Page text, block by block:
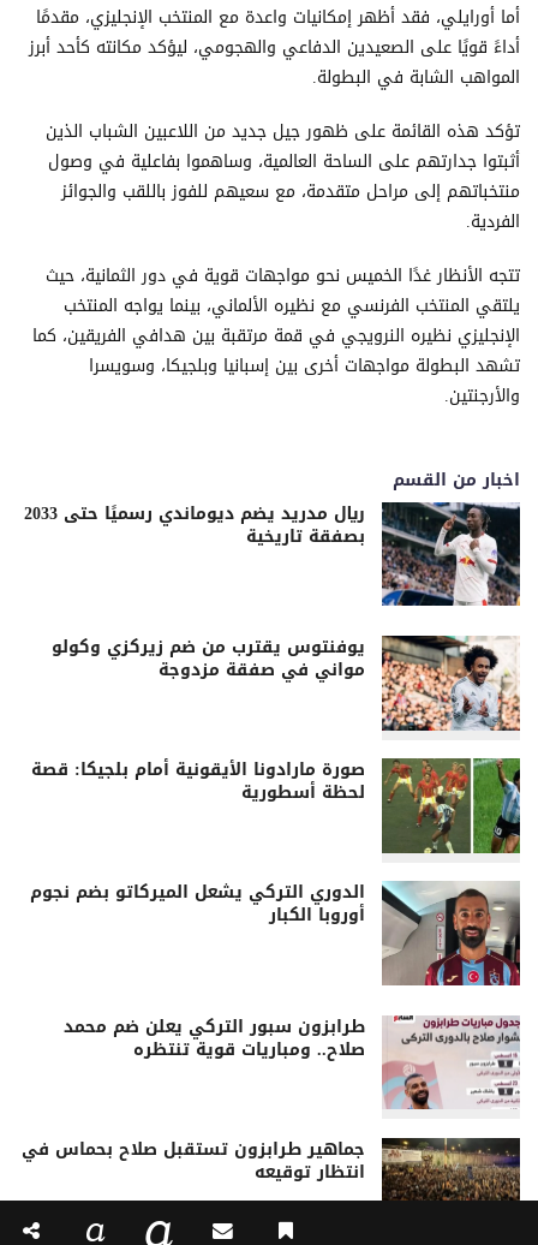
أما أورايلي، فقد أظهر إمكانيات واعدة مع المنتخب الإنجليزي، مقدمًا
أداءً قويًا على الصعيدين الدفاعي والهجومي، ليؤكد مكانته كأحد أبرز
المواهب الشابة في البطولة.
تؤكد هذه القائمة على ظهور جيل جديد من اللاعبين الشباب الذين
أثبتوا جدارتهم على الساحة العالمية، وساهموا بفاعلية في وصول
منتخباتهم إلى مراحل متقدمة، مع سعيهم للفوز باللقب والجوائز
الفردية.
تتجه الأنظار غدًا الخميس نحو مواجهات قوية في دور الثمانية، حيث
يلتقي المنتخب الفرنسي مع نظيره الألماني، بينما يواجه المنتخب
الإنجليزي نظيره النرويجي في قمة مرتقبة بين هدافي الفريقين، كما
تشهد البطولة مواجهات أخرى بين إسبانيا وبلجيكا، وسويسرا
والأرجنتين.
اخبار من القسم
ريال مدريد يضم ديوماندي رسميًا حتى 2033
بصفقة تاريخية
يوفنتوس يقترب من ضم زيركزي وكولو
مواني في صفقة مزدوجة
صورة مارادونا الأيقونية أمام بلجيكا: قصة
لحظة أسطورية
الدوري التركي يشعل الميركاتو بضم نجوم
أوروبا الكبار
طرابزون سبور التركي يعلن ضم محمد
صلاح.. ومباريات قوية تنتظره
جماهير طرابزون تستقبل صلاح بحماس في
انتظار توقيعه
a a